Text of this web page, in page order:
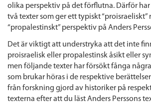
olika perspektiv på det förflutna. Därför
två texter som ger ett typiskt “proisraeliskt”
“propalestinskt” perspektiv på Anders
Det är viktigt att understryka att det inte
proisraelisk eller propalestinsk åsikt eller
men följande texter har försökt fånga
som brukar höras i de respektive
från forskning gjord av historiker på
texterna efter att du läst Anders Perssons